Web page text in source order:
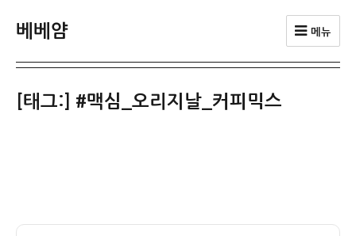
베베얌 메뉴
[태그:] #맥심_오리지날_커피믹스